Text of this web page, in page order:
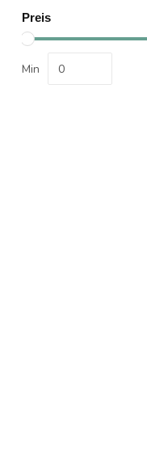
Preis
Min